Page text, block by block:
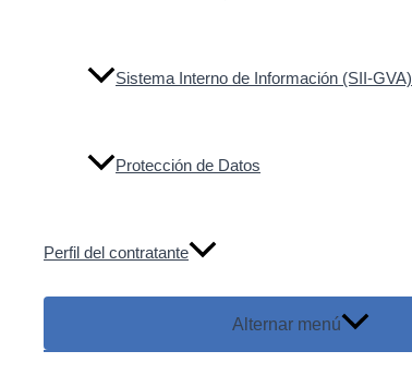
Sistema Interno de Información (SII-GVA)
Protección de Datos
Perfil del contratante
Alternar menú